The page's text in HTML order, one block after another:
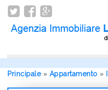
Principale» Appartamento »